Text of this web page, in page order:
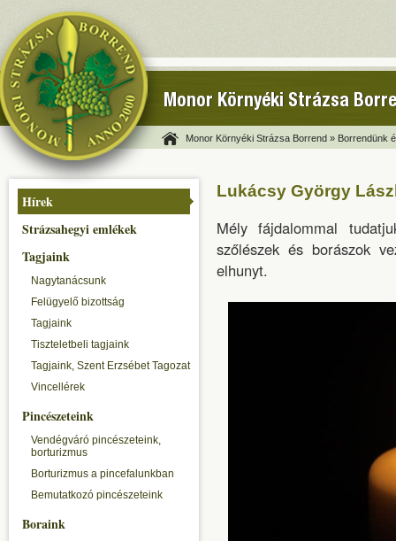
Monor Környéki Strázsa
Monor Környéki Strázsa Borrend » Borrendünk
Hírek
Strázsahegyi emlékek
Tagjaink
Nagytanácsunk
Felügyelő bizottság
Tagjaink
Tiszteletbeli tagjaink
Tagjaink, Szent Erzsébet Tagozat
Vincellérek
Pincészeteink
Vendégváró pincészeteink,
borturizmus
Borturizmus a pincefalunkban
Bemutatkozó pincészeteink
Boraink
Lukácsy György
Mély fájdalommal
szőlészek és borászok
elhunyt.